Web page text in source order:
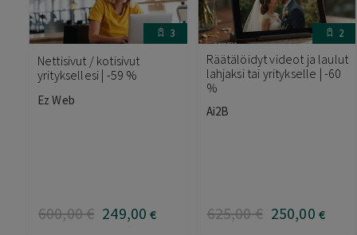
3
Nettisivut / kotisivut
yrityksellesi | -59 %
Ez Web
600,00€ 249,00 €
2
Räätälöidyt videot ja laulut
lahjaksi tai yritykselle | -60
%
Ai2B
625,00€ 250,00 €